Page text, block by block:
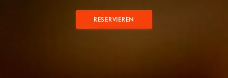
RESERVIEREN